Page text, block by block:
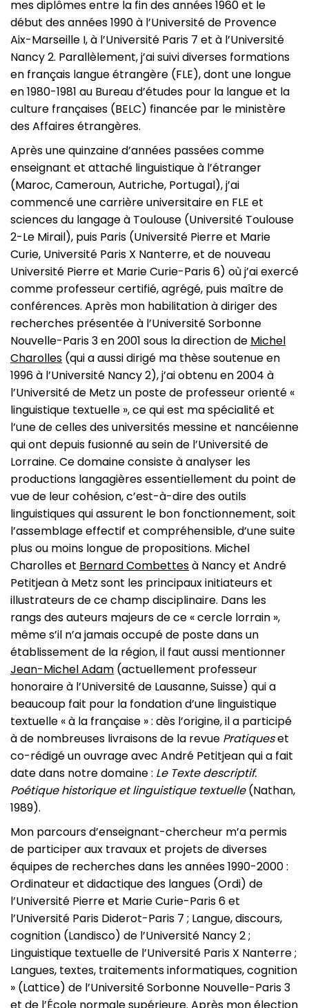
mes diplômes entre la fin des années 1960 et le
début des années 1990 à l’Université de Provence
Aix-Marseille I, à l’Université Paris 7 et à l’Université
Nancy 2. Parallèlement, j’ai suivi diverses formations
en français langue étrangère (FLE), dont une longue
en 1980-1981 au Bureau d’études pour la langue et la
culture françaises (BELC) financée par le ministère
des Affaires étrangères.
Après une quinzaine d’années passées comme
enseignant et attaché linguistique à l’étranger
(Maroc, Cameroun, Autriche, Portugal), j’ai
commencé une carrière universitaire en FLE et
sciences du langage à Toulouse (Université Toulouse
2-Le Mirail), puis Paris (Université Pierre et Marie
Curie, Université Paris X Nanterre, et de nouveau
Université Pierre et Marie Curie-Paris 6) où j’ai exercé
comme professeur certifié, agrégé, puis maître de
conférences. Après mon habilitation à diriger des
recherches présentée à l’Université Sorbonne
Nouvelle-Paris 3 en 2001 sous la direction de Michel
Charolles (qui a aussi dirigé ma thèse soutenue en
1996 à l’Université Nancy 2), j’ai obtenu en 2004 à
l’Université de Metz un poste de professeur orienté «
linguistique textuelle », ce qui est ma spécialité et
l’une de celles des universités messine et nancéienne
qui ont depuis fusionné au sein de l’Université de
Lorraine. Ce domaine consiste à analyser les
productions langagières essentiellement du point de
vue de leur cohésion, c’est-à-dire des outils
linguistiques qui assurent le bon fonctionnement, soit
l’assemblage effectif et compréhensible, d’une suite
plus ou moins longue de propositions. Michel
Charolles et Bernard Combettesà Nancy et André
Petitjean à Metz sont les principaux initiateurs et
illustrateurs de ce champ disciplinaire. Dans les
rangs des auteurs majeurs de ce « cercle lorrain »,
même s’il n’a jamais occupé de poste dans un
établissement de la région, il faut aussi mentionner
Jean-Michel Adam (actuellement professeur
honoraire à l’Université de Lausanne, Suisse) qui a
beaucoup fait pour la fondation d’une linguistique
textuelle « à la française » : dès l’origine, il a participé
à de nombreuses livraisons de la revue Pratiqueset
co-rédigé un ouvrage avec André Petitjean qui a fait
date dans notre domaine : Le Texte descriptif.
Poétique historique et linguistique textuelle(Nathan,
1989).
Mon parcours d’enseignant-chercheur m’a permis
de participer aux travaux et projets de diverses
équipes de recherches dans les années 1990-2000 :
Ordinateur et didactique des langues (Ordi) de
l’Université Pierre et Marie Curie-Paris 6 et
l’Université Paris Diderot-Paris 7 ; Langue, discours,
cognition (Landisco) de l’Université Nancy 2 ;
Linguistique textuelle de l’Université Paris X Nanterre ;
Langues, textes, traitements informatiques, cognition
» (Lattice) de l’Université Sorbonne Nouvelle-Paris 3